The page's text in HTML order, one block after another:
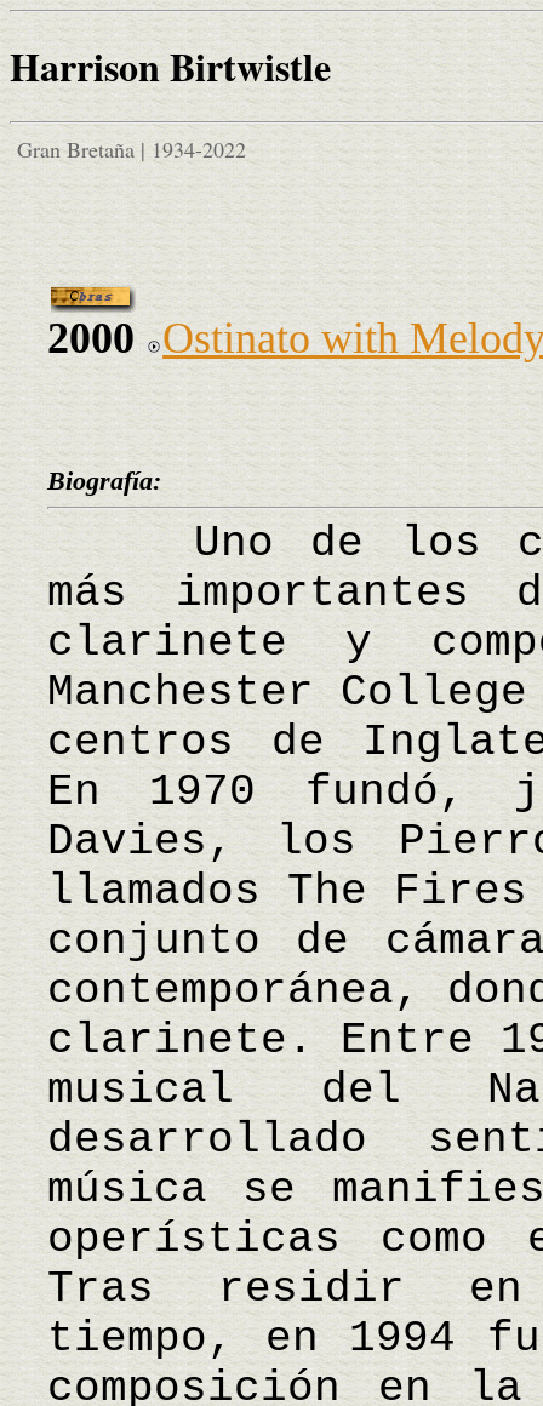
Harrison Birtwistle
Gran Bretaña | 1934-2022
2000 Ostinato with
Biografía:
Uno de los
más
clarinete y
Manchester
centros de
En 1970 fundó,
Davies, los
llamados The
conjunto de
contemporánea,
clarinete. Entre
musical del
desarrollado
música se
operísticas como
Tras residir en
tiempo, en 1994
composición en